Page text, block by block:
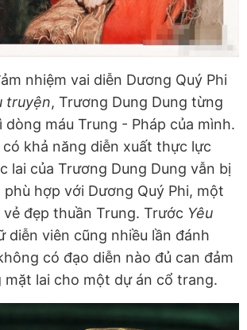
nhiệm vai diễn Dương Quý Phi
truyện, Trương Dung Dung từng
dòng máu Trung - Pháp của mình.
có khả năng diễn xuất thực lực
lai của Trương Dung Dung vẫn bị
hợp với Dương Quý Phi, một
đẹp thuần Trung. Trước Yêu
diễn viên cũng nhiều lần đánh
có đạo diễn nào đủ can đảm
mặt lai cho một dự án cổ trang.